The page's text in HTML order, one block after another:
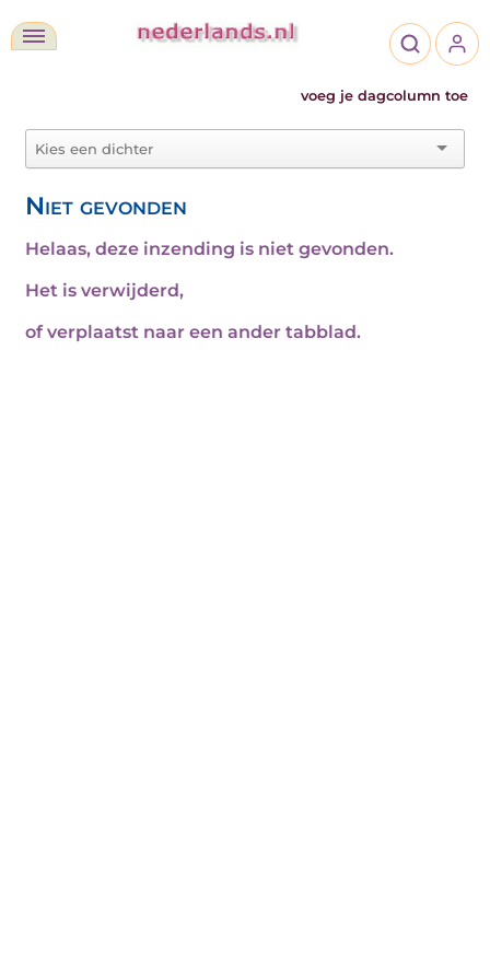
voeg je dagcolumn toe
Niet gevonden
Helaas, deze inzending is niet gevonden.
Het is verwijderd,
of verplaatst naar een ander tabblad.